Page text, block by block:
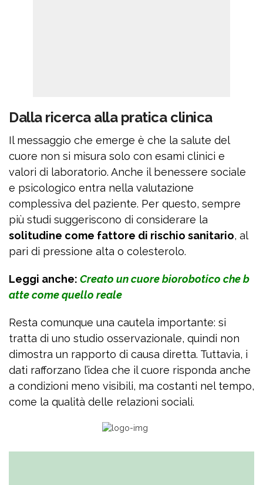
Dalla ricerca alla pratica clinica
Il messaggio che emerge è che la salute del
cuore non si misura solo con esami clinici e
valori di laboratorio. Anche il benessere sociale
e psicologico entra nella valutazione
complessiva del paziente. Per questo, sempre
più studi suggeriscono di considerare la
solitudine come fattore di rischio sanitario, al
pari di pressione alta o colesterolo.
Leggi anche: Creato un cuore biorobotico che b
atte come quello reale
Resta comunque una cautela importante: si
tratta di uno studio osservazionale, quindi non
dimostra un rapporto di causa diretta. Tuttavia, i
dati rafforzano l’idea che il cuore risponda anche
a condizioni meno visibili, ma costanti nel tempo,
come la qualità delle relazioni sociali.